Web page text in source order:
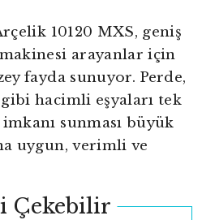
10120 MXS, geniş
arayanlar için
fayda sunuyor. Perde,
hacimli eşyaları tek
sunması büyük
uygun, verimli ve
Çekebilir